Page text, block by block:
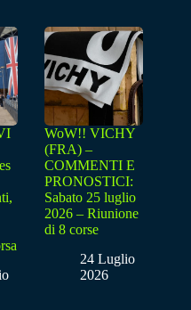
WoW!! VICHY
(FRA) –
COMMENTI E
PRONOSTICI:
Sabato 25 luglio
2026 – Riunione
di 8 corse
24 Luglio
2026